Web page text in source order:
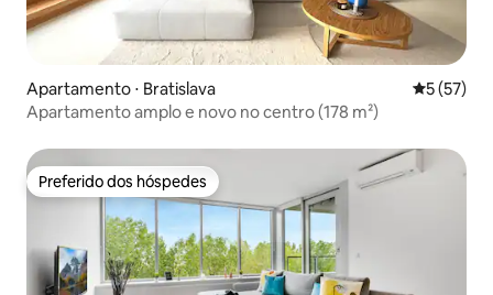
Apartamento ⋅ Bratislava 5 de uma
5 (57)
Apartamento amplo e novo no centro (178 m²)
Preferido dos hóspedes
Preferido dos hóspedes